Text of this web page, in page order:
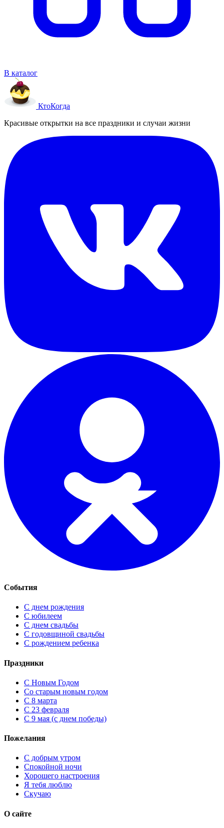
В каталог
КтоКогда
Красивые открытки на все праздники и случаи жизни
События
С днем рождения
С юбилеем
С днем свадьбы
С годовщиной свадьбы
С рождением ребенка
Праздники
C Новым Годом
Cо старым новым годом
С 8 марта
С 23 февраля
С 9 мая (с днем победы)
Пожелания
С добрым утром
Спокойной ночи
Хорошего настроения
Я тебя люблю
Скучаю
О сайте